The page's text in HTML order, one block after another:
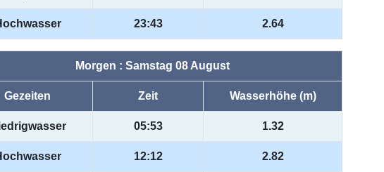
23:43 2.64
Morgen : Samstag 08 August
Gezeiten Zeit Wasserhöhe (m)
05:53 1.32
12:12 2.82